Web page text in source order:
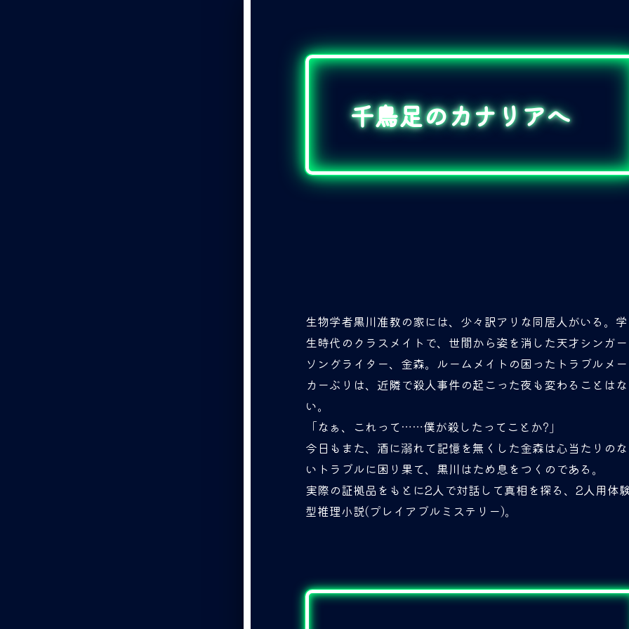
千鳥足のカナリアへ
生物学者黒川准教の家には、少々訳アリな同居人がいる。学
生時代のクラスメイトで、世間から姿を消した天才シンガー
ソングライター、金森。ルームメイトの困ったトラブルメー
カーぶりは、近隣で殺人事件の起こった夜も変わることはな
い。
「なぁ、これって……僕が殺したってことか?」
今日もまた、酒に溺れて記憶を無くした金森は心当たりのな
いトラブルに困り果て、黒川はため息をつくのである。
実際の証拠品をもとに2人で対話して真相を探る、2人用体
型推理小説(プレイアブルミステリー)。